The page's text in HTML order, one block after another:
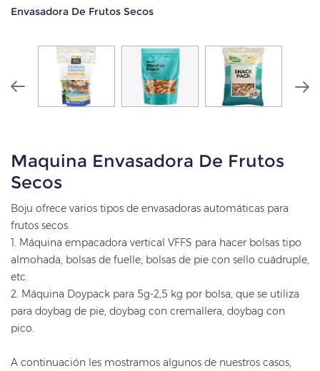
Envasadora De Frutos Secos
Maquina Envasadora De Frutos
Secos
Boju ofrece varios tipos de envasadoras automáticas para
frutos secos.
1. Máquina empacadora vertical VFFS para hacer bolsas tipo
almohada, bolsas de fuelle, bolsas de pie con sello cuádruple,
etc.
2. Máquina Doypack para 5g-2,5 kg por bolsa, que se utiliza
para doybag de pie, doybag con cremallera, doybag con
pico.
A continuación les mostramos algunos de nuestros casos,